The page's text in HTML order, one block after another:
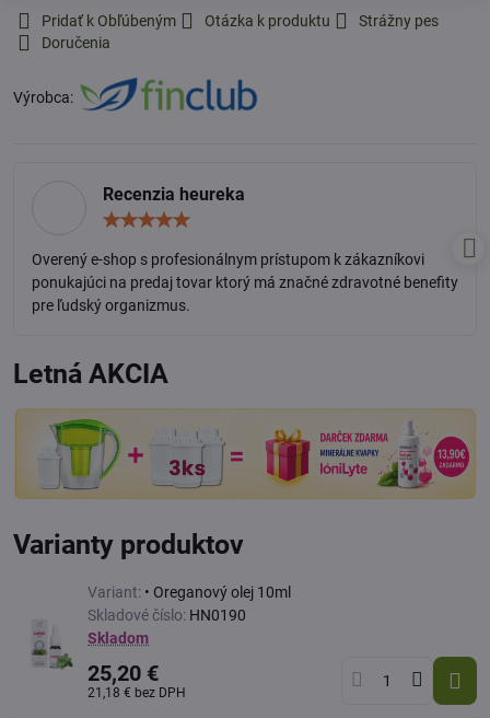
Pridať k Obľúbeným Otázka k produktu
Strážny pes
Doručenia
Výrobca:
Recenzia heureka
5
Overený e-shop s profesionálnym prístupom k zákazníkovi
ponukajúci na predaj tovar ktorý má značné zdravotné benefity
pre ľudský organizmus.
Letná AKCIA
Varianty produktov
Variant: • Oreganový olej 10ml
Skladové číslo: HN0190
Skladom
25,20 €
21,18 € bez DPH